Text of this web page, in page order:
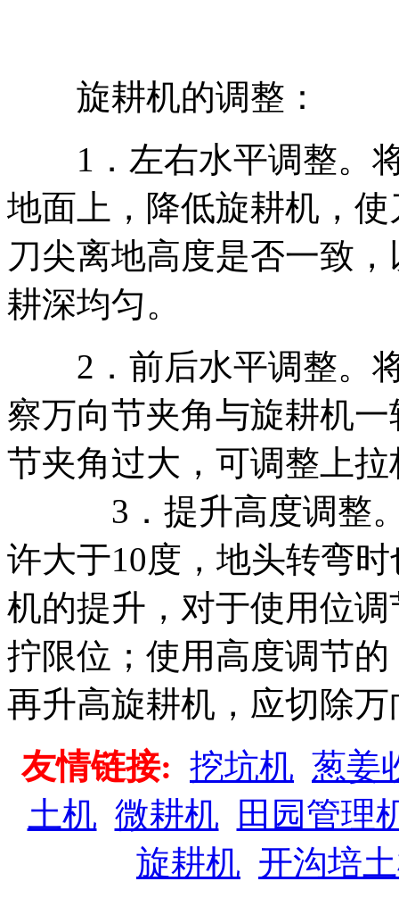
旋耕机的调整：
1．左右水平调整。将
地面上，降低旋耕机，
刀尖离地高度是否一致
耕深均匀。
2．前后水平调整。将
察万向节夹角与旋耕机
节夹角过大，可调整上
3．提升高度调整。
许大于10度，地头转弯
机的提升，对于使用位
拧限位；使用高度调节
再升高旋耕机，应切除
友情链接: 挖坑机 葱姜
土机 微耕机
田园管理
旋耕机 开沟培